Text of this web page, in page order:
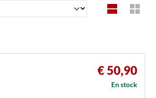
€ 50,90
En stock